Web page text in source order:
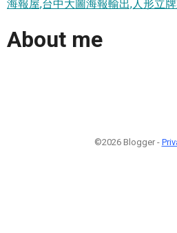
海報屋,台中大圖海報輸出,人形立
About me
©2026 Blogger -